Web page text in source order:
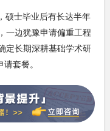
硕士毕业后有长达半年
一边犹豫申请偏重工程
定长期深耕基础学术研
套餐。